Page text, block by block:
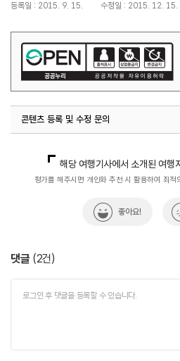
등록일 : 2015. 9. 15. 수정일 : 2015. 12. 15.
콘텐츠 등록 및 수정 문의
해당 여행기사에서 소개된 여행
평가를 해주시면 개인화 추천 시 활용하여 최적
좋아요!
댓글 (2건)